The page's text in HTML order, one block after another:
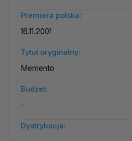
Premiera polska:
16.11.2001
Tytuł oryginalny:
Memento
Budżet:
-
Dystrybucja: